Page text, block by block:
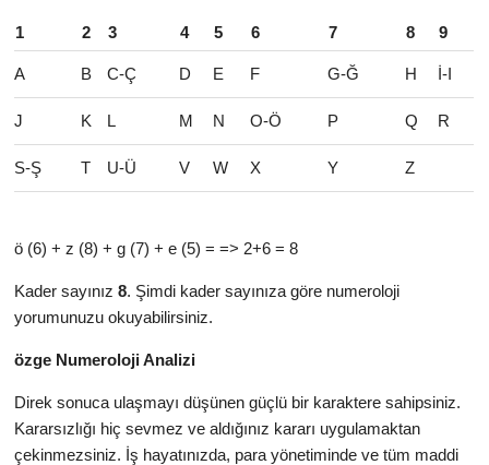
1 2 3 4 5 6 7 8 9
A B C-Ç D E F G-Ğ H İ-I
J K L M N O-Ö P Q R
S-Ş T U-Ü V W X Y Z
ö (6) + z (8) + g (7) + e (5) = => 2+6 = 8
Kader sayınız8. Şimdi kader sayınıza göre numeroloji
yorumunuzu okuyabilirsiniz.
özge Numeroloji Analizi
Direk sonuca ulaşmayı düşünen güçlü bir karaktere sahipsiniz.
Kararsızlığı hiç sevmez ve aldığınız kararı uygulamaktan
çekinmezsiniz. İş hayatınızda, para yönetiminde ve tüm maddi